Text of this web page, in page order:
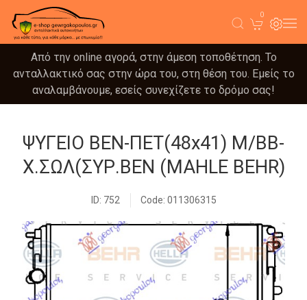
0
Από την online αγορά, στην άμεση τοποθέτηση. Το
ανταλλακτικό σας στην ώρα του, στη θέση του. Εμείς το
αναλαμβάνουμε, εσείς συνεχίζετε το δρόμο σας!
ΨΥΓΕΙΟ ΒΕΝ-ΠΕΤ(48x41) Μ/ΒΒ-
Χ.ΣΩΛ(ΣΥΡ.ΒΕΝ (MAHLE BEHR)
ID: 752 Code: 011306315